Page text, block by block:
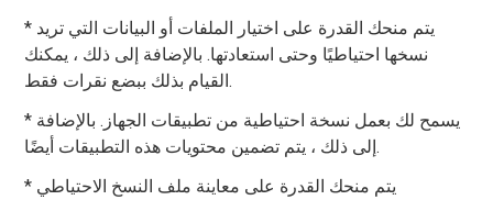
* يتم منحك القدرة على اختيار الملفات أو البيانات التي تريد
نسخها احتياطيًا وحتى استعادتها. بالإضافة إلى ذلك ، يمكنك
القيام بذلك ببضع نقرات فقط.
* يسمح لك بعمل نسخة احتياطية من تطبيقات الجهاز. بالإضافة
إلى ذلك ، يتم تضمين محتويات هذه التطبيقات أيضًا.
* يتم منحك القدرة على معاينة ملف النسخ الاحتياطي